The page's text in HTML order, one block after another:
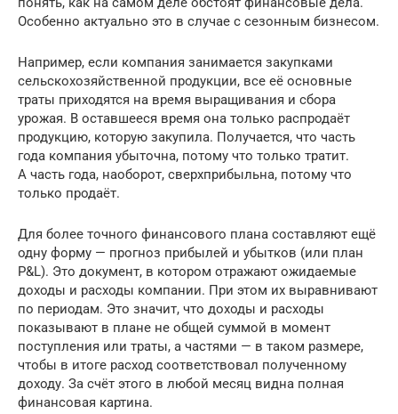
Особенно актуально это в случае с сезонным бизнесом.
Например, если компания занимается закупками
сельскохозяйственной продукции, все её основные
траты приходятся на время выращивания и сбора
урожая. В оставшееся время она только распродаёт
продукцию, которую закупила. Получается, что часть
года компания убыточна, потому что только тратит.
А часть года, наоборот, сверхприбыльна, потому что
только продаёт.
Для более точного финансового плана составляют ещё
одну форму — прогноз прибылей и убытков (или план
P&L). Это документ, в котором отражают ожидаемые
доходы и расходы компании. При этом их выравнивают
по периодам. Это значит, что доходы и расходы
показывают в плане не общей суммой в момент
поступления или траты, а частями — в таком размере,
чтобы в итоге расход соответствовал полученному
доходу. За счёт этого в любой месяц видна полная
финансовая картина.